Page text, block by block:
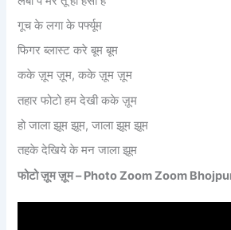
गूच के लगा के पर्फ्यूम
फिगर ब्लास्ट करे बूम बूम
कके ज़ूम ज़ूम, कके ज़ूम ज़ूम
तहार फोटो हम देखी कके ज़ूम
हो जाला झूम झूम, जाला झूम झूम
तहके देखिये के मन जाला झूम
फोटोज़ूमज़ूम – Photo Zoom Zoom